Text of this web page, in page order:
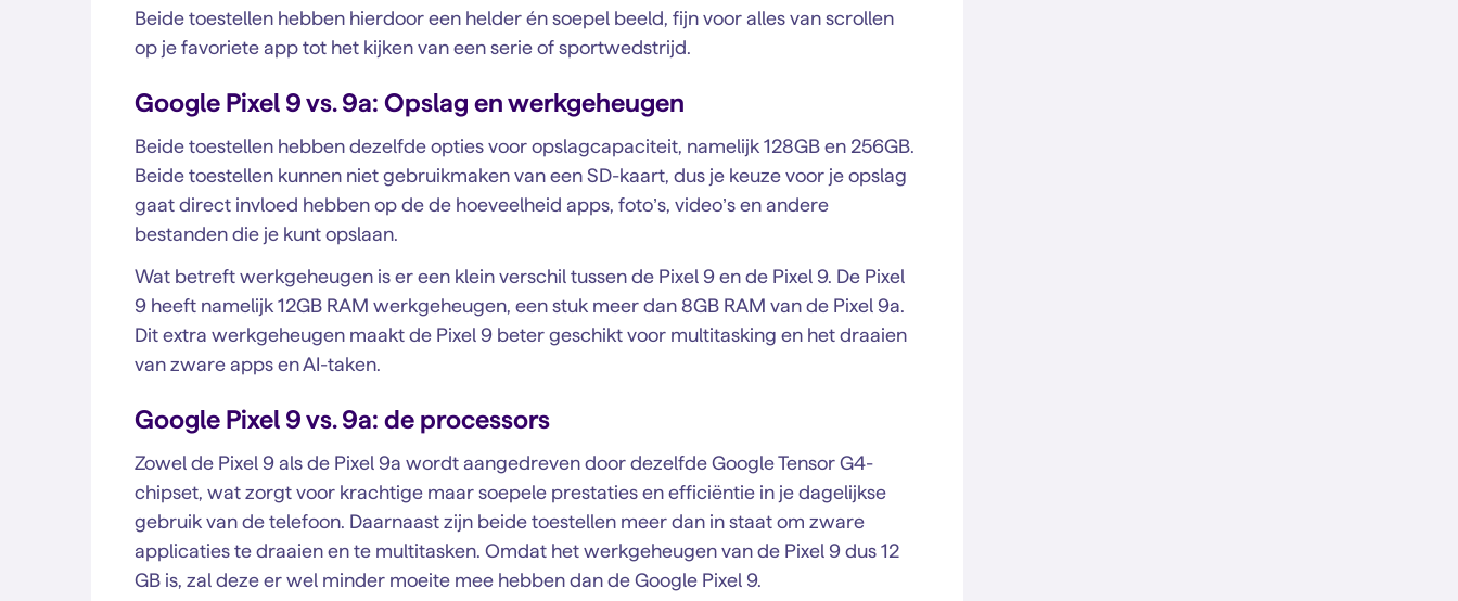
Beide toestellen hebben hierdoor een helder én soepel beeld, fijn voor alles van scrollen
op je favoriete app tot het kijken van een serie of sportwedstrijd.
Google Pixel 9 vs. 9a: Opslag en werkgeheugen
Beide toestellen hebben dezelfde opties voor opslagcapaciteit, namelijk 128GB en 256GB.
Beide toestellen kunnen niet gebruikmaken van een SD-kaart, dus je keuze voor je opslag
gaat direct invloed hebben op de de hoeveelheid apps, foto’s, video’s en andere
bestanden die je kunt opslaan.
Wat betreft werkgeheugen is er een klein verschil tussen de Pixel 9 en de Pixel 9. De Pixel
9 heeft namelijk 12GB RAM werkgeheugen, een stuk meer dan 8GB RAM van de Pixel 9a.
Dit extra werkgeheugen maakt de Pixel 9 beter geschikt voor multitasking en het draaien
van zware apps en AI-taken.
Google Pixel 9 vs. 9a: de processors
Zowel de Pixel 9 als de Pixel 9a wordt aangedreven door dezelfde Google Tensor G4-
chipset, wat zorgt voor krachtige maar soepele prestaties en efficiëntie in je dagelijkse
gebruik van de telefoon. Daarnaast zijn beide toestellen meer dan in staat om zware
applicaties te draaien en te multitasken. Omdat het werkgeheugen van de Pixel 9 dus 12
GB is, zal deze er wel minder moeite mee hebben dan de Google Pixel 9.